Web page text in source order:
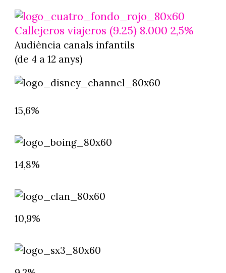
Callejeros viajeros (9.25) 8.000 2,5%
Audiència canals infantils
(de 4 a 12 anys)
15,6%
14,8%
10,9%